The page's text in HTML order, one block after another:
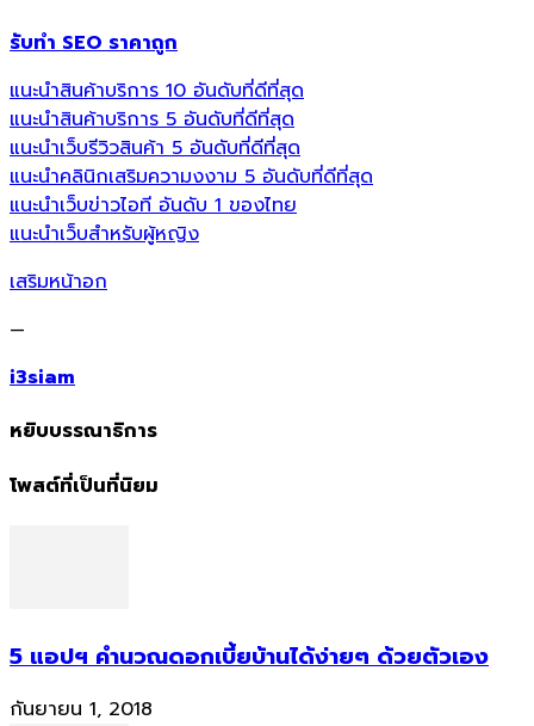
รับทำ SEO ราคาถูก
แนะนำสินค้าบริการ 10 อันดับที่ดีที่สุด
แนะนำสินค้าบริการ 5 อันดับที่ดีที่สุด
แนะนำเว็บรีวิวสินค้า 5 อันดับที่ดีที่สุด
แนะนำคลินิกเสริมความงงาม 5 อันดับที่ดีที่สุด
แนะนำเว็บข่าวไอที อันดับ 1 ของไทย
แนะนำเว็บสำหรับผู้หญิง
เสริมหน้าอก
—
i3siam
หยิบบรรณาธิการ
โพสต์ที่เป็นที่นิยม
5 แอปฯ คำนวณดอกเบี้ยบ้านได้ง่ายๆ ด้วยตัวเอง
กันยายน 1, 2018